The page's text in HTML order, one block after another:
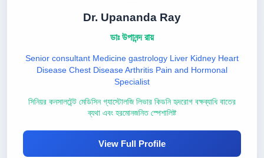
Dr. Upananda Ray
ডাঃ উপানন্দ রায়
Senior consultant Medicine gastrology Liver Kidney Heart
Disease Chest Disease Arthritis Pain and Hormonal
Specialist
সিনিয়র কনসালটেন্ট মেডিসিন গ্যাস্টোলজি লিভার কিডনি হৃদরোগ বক্ষব্যাধি বাতের
ব্যথা এবং হরমোনজনিত স্পেশালিষ্ট
View Full Profile